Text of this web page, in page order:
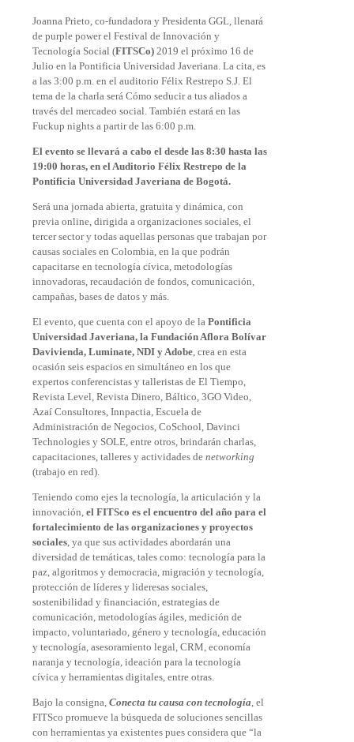
Joanna Prieto, co-fundadora y Presidenta GGL, llenará
de purple power el Festival de Innovación y
Tecnología Social (FITSCo) 2019 el próximo 16 de
Julio en la Pontificia Universidad Javeriana. La cita, es
a las 3:00 p.m. en el auditorio Félix Restrepo S.J. El
tema de la charla será Cómo seducir a tus aliados a
través del mercadeo social. También estará en las
Fuckup nights a partir de las 6:00 p.m.
El evento se llevará a cabo el desde las 8:30 hasta las
19:00 horas, en el Auditorio Félix Restrepo de la
Pontificia Universidad Javeriana de Bogotá.
Será una jornada abierta, gratuita y dinámica, con
previa online, dirigida a organizaciones sociales, el
tercer sector y todas aquellas personas que trabajan por
causas sociales en Colombia, en la que podrán
capacitarse en tecnología cívica, metodologías
innovadoras, recaudación de fondos, comunicación,
campañas, bases de datos y más.
El evento, que cuenta con el apoyo de la Pontificia
Universidad Javeriana, la Fundación Aflora Bolívar
Davivienda, Luminate, NDI y Adobe, crea en esta
ocasión seis espacios en simultáneo en los que
expertos conferencistas y talleristas de El Tiempo,
Revista Level, Revista Dinero, Báltico, 3GO Video,
Azaí Consultores, Innpactia, Escuela de
Administración de Negocios, CoSchool, Davinci
Technologies y SOLE, entre otros, brindarán charlas,
capacitaciones, talleres y actividades de networking
(trabajo en red).
Teniendo como ejes la tecnología, la articulación y la
innovación, el FITSco es el encuentro del año para el
fortalecimiento de las organizaciones y proyectos
sociales, ya que sus actividades abordarán una
diversidad de temáticas, tales como: tecnología para la
paz, algoritmos y democracia, migración y tecnología,
protección de líderes y lideresas sociales,
sostenibilidad y financiación, estrategias de
comunicación, metodologías ágiles, medición de
impacto, voluntariado, género y tecnología, educación
y tecnología, asesoramiento legal, CRM, economía
naranja y tecnología, ideación para la tecnología
cívica y herramientas digitales, entre otras.
Bajo la consigna, Conecta tu causa con tecnología, el
FITSco promueve la búsqueda de soluciones sencillas
con herramientas ya existentes pues considera que “la